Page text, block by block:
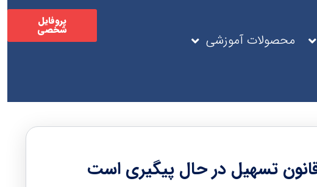
محصولات آموزشی
پروفایل
شخصی
تسهیل در حال پیگیری است